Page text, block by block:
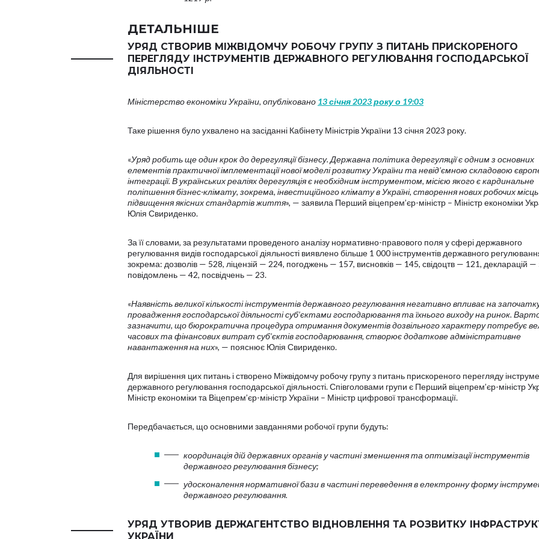
ДЕТАЛЬНІШЕ
УРЯД СТВОРИВ МІЖВІДОМЧУ РОБОЧУ ГРУПУ З ПИТАНЬ ПРИСКОРЕНОГО
ПЕРЕГЛЯДУ ІНСТРУМЕНТІВ ДЕРЖАВНОГО РЕГУЛЮВАННЯ ГОСПОДАРСЬКОЇ
ДІЯЛЬНОСТІ
Міністерство економіки України, опубліковано 13 січня 2023 року о 19:03
Таке рішення було ухвалено на засіданні Кабінету Міністрів України 13 січня 2023 року.
«Уряд робить ще один крок до дерегуляції бізнесу. Державна політика дерегуляції є одним з основних
елементів практичної імплементації нової моделі розвитку України та невід’ємною складовою
інтеграції. В українських реаліях дерегуляція є необхідним інструментом, місією якого є кардинальне
поліпшення бізнес-клімату, зокрема, інвестиційного клімату в Україні, створення нових робочих
підвищення якісних стандартів життя», — заявила Перший віцепрем’єр-міністр – Міністр економіки
Юлія Свириденко.
За її словами, за результатами проведеного аналізу нормативно-правового поля у сфері державного
регулювання видів господарської діяльності виявлено більше 1 000 інструментів державного
зокрема: дозволів — 528, ліцензій — 224, погоджень — 157, висновків — 145, свідоцтв — 121, декларацій —
повідомлень — 42, посвідчень — 23.
«Наявність великої кількості інструментів державного регулювання негативно впливає на
провадження господарської діяльності суб’єктами господарювання та їхнього виходу на ринок.
зазначити, що бюрократична процедура отримання документів дозвільного характеру потребує
часових та фінансових витрат суб’єктів господарювання, створює додаткове адміністративне
навантаження на них», — пояснює Юлія Свириденко.
Для вирішення цих питань і створено Міжвідомчу робочу групу з питань прискореного перегляду
державного регулювання господарської діяльності. Співголовами групи є Перший віцепрем’єр-міністр
Міністр економіки та Віцепрем’єр-міністр України – Міністр цифрової трансформації.
Передбачається, що основними завданнями робочої групи будуть:
координація дій державних органів у частині зменшення та оптимізації інструментів
державного регулювання бізнесу;
удосконалення нормативної бази в частині переведення в електронну форму
державного регулювання.
УРЯД УТВОРИВ ДЕРЖАГЕНТСТВО ВІДНОВЛЕННЯ ТА РОЗВИТКУ
УКРАЇНИ